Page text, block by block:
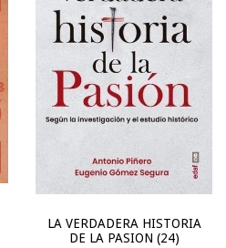
LA VERDADERA HISTORIA
DE LA PASION (24)